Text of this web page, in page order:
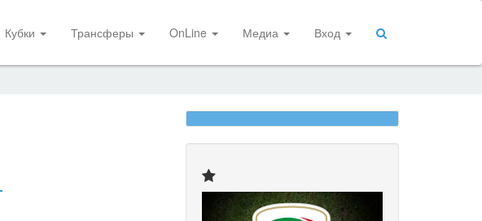
Кубки Трансферы OnLine Медиа Вход